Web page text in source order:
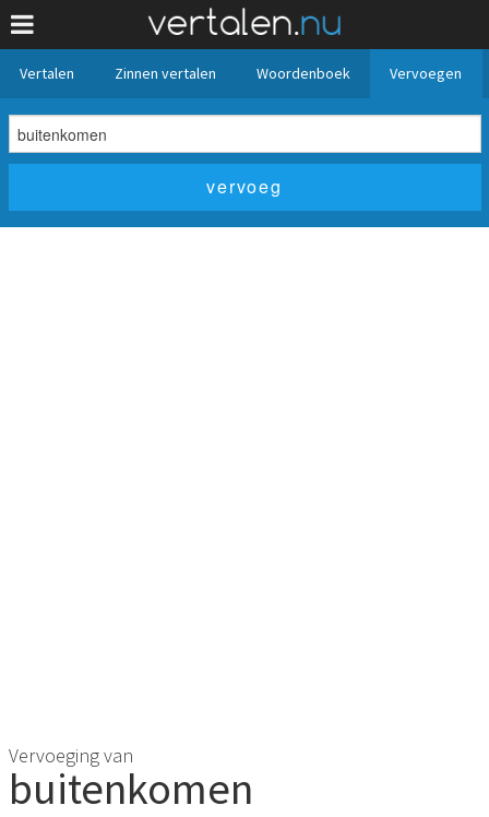
Vertalen Zinnen vertalen Woordenboek Vervoegen
Vervoeging van
buitenkomen